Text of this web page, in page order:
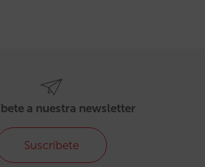
a nuestra newsletter
Suscríbete